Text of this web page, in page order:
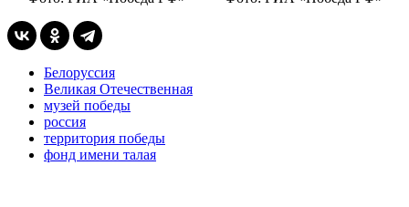
Белоруссия
Великая Отечественная
музей победы
россия
территория победы
фонд имени талая